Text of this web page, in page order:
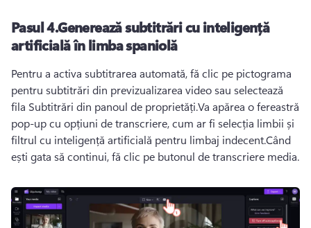
Pasul 4.Generează subtitrări cu inteligență
artificială în limba spaniolă
Pentru a activa subtitrarea automată, fă clic pe pictograma
pentru subtitrări din previzualizarea video sau selectează
fila Subtitrări din panoul de proprietăți.Va apărea o fereastră
pop-up cu opțiuni de transcriere, cum ar fi selecția limbii și
filtrul cu inteligență artificială pentru limbaj indecent.Când
ești gata să continui, fă clic pe butonul de transcriere media.